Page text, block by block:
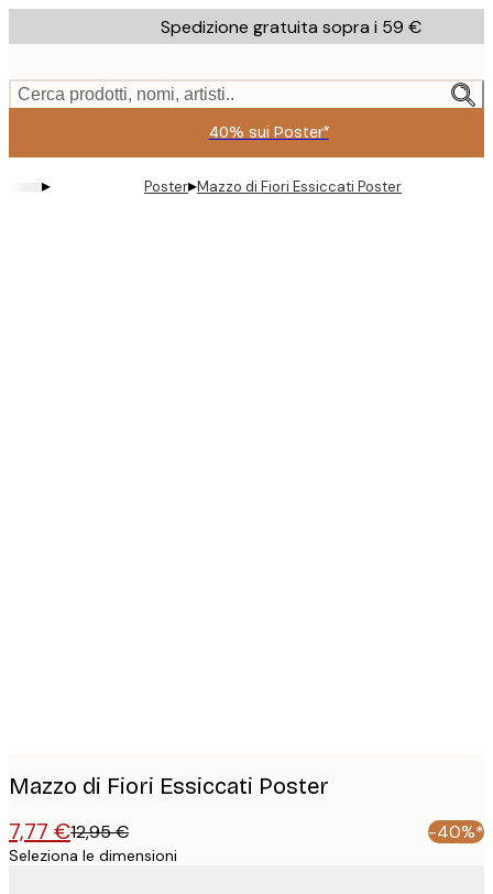
to
content.
Spedizione gratuita sopra i 59 €
Cerca prodotti, nomi, artisti..
40% sui Poster*
▸ Poster▸Mazzo di Fiori Essiccati Poster
Mazzo di Fiori Essiccati Poster
7,77 €12,95 € -40%*
Seleziona le dimensioni